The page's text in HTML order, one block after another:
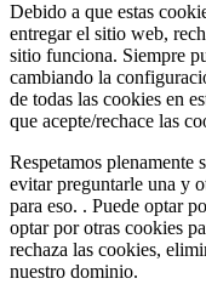
Debido a que estas
entregar el sitio web,
sitio funciona. Siempre
cambiando la
de todas las cookies en
que acepte/rechace las
Respetamos plenamente
evitar preguntarle una y
para eso. . Puede optar
optar por otras cookies
rechaza las cookies,
nuestro dominio.